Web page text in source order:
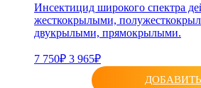
Инсектицид широкого спектра
жесткокрылыми,
двукрылыми, прямокрылыми.
7 750₽ 3 965₽
ДОБАВИТЬ